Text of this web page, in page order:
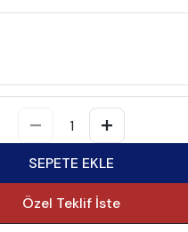
SEPETE EKLE
Özel Teklif İste